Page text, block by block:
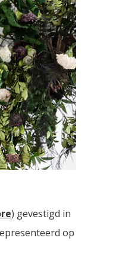
dan2000
) gevestigd in
op